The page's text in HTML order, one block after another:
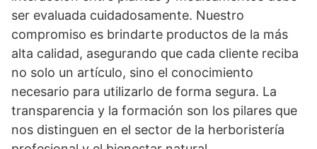
ser evaluada cuidadosamente. Nuestro
compromiso es brindarte productos de la más
alta calidad, asegurando que cada cliente reciba
no solo un artículo, sino el conocimiento
necesario para utilizarlo de forma segura. La
transparencia y la formación son los pilares que
nos distinguen en el sector de la herboristería